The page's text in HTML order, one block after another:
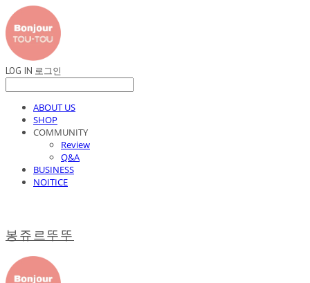
LOG IN 로그인
ABOUT US
SHOP
COMMUNITY
Review
Q&A
BUSINESS
NOITICE
봉쥬르뚜뚜